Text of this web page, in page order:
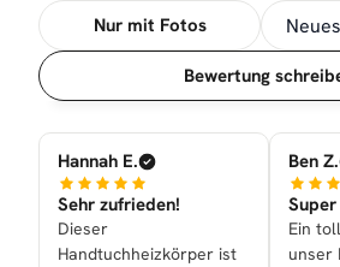
Nur mit Fotos
Sortierung
Bewertung
Hannah E.
Sehr zufrieden!
Dieser
Handtuchheizkörper ist
Ben Z.
Ein
unser